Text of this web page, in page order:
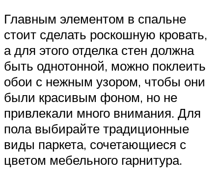
Главным элементом в спальне
стоит сделать роскошную кровать,
а для этого отделка стен должна
быть однотонной, можно поклеить
обои с нежным узором, чтобы они
были красивым фоном, но не
привлекали много внимания. Для
пола выбирайте традиционные
виды паркета, сочетающиеся с
цветом мебельного гарнитура.